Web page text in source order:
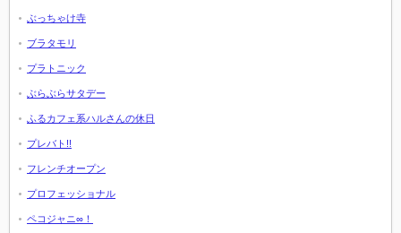
ぶっちゃけ寺
ブラタモリ
プラトニック
ぶらぶらサタデー
ふるカフェ系ハルさんの休日
プレバト!!
フレンチオープン
プロフェッショナル
ペコジャニ∞！